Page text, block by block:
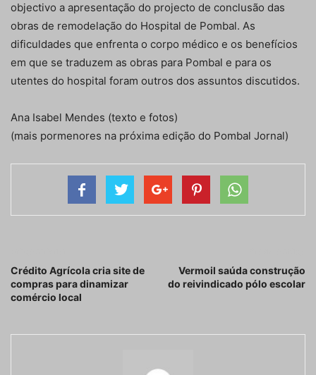
objectivo a apresentação do projecto de conclusão das
obras de remodelação do Hospital de Pombal. As
dificuldades que enfrenta o corpo médico e os benefícios
em que se traduzem as obras para Pombal e para os
utentes do hospital foram outros dos assuntos discutidos.
Ana Isabel Mendes (texto e fotos)
(mais pormenores na próxima edição do Pombal Jornal)
Crédito Agrícola cria site de
compras para dinamizar
comércio local
Vermoil saúda construção
do reivindicado pólo escolar